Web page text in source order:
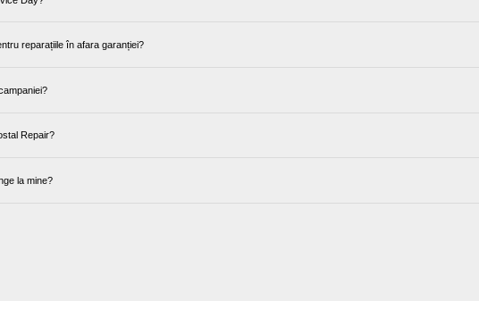
reparațiile în afara garanției?
Repair?
la mine?